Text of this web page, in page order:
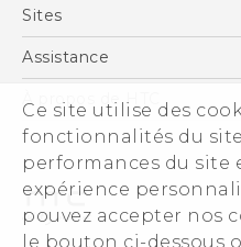
Ce site utilise des
fonctionnalités du
performances du site
expérience
pouvez accepter nos
le bouton ci-dessous
English - Safety
Smartphones
Vive
Accessoires
Sites
HTC Vive
HTC Pro
Assistance
eCommerce Support
À propos de HTC
ESG
Informations sur la
Sécurité du produit
Politique de